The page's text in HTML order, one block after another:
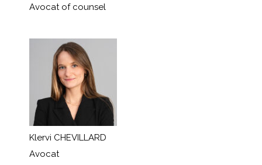
Avocat of counsel
Klervi CHEVILLARD
Avocat